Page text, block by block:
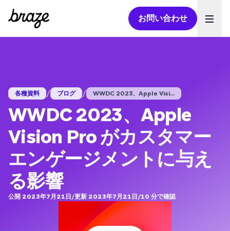
お問い合わせ
各種資料 / ブログ / WWDC 2023、Apple Visi...
WWDC 2023、Apple
Vision Pro がカスタマー
エンゲージメントに与え
る影響
公開 2023年7月21日/更新 2023年7月21日/10 分で確認